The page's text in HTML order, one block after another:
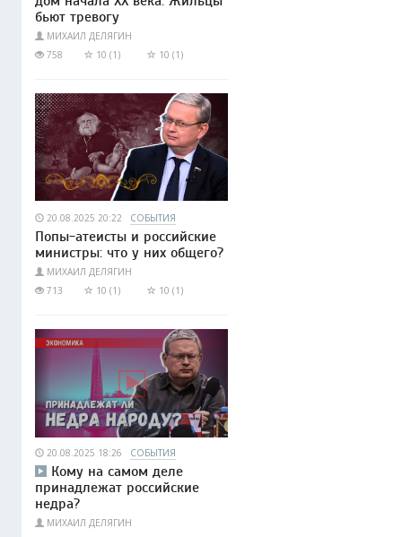
бьют тревогу
МИХАИЛ ДЕЛЯГИН
758
10 (1) 10 (1)
20.08.2025 20:22 СОБЫТИЯ
Попы-атеисты и российские
министры: что у них общего?
МИХАИЛ ДЕЛЯГИН
713
10 (1) 10 (1)
20.08.2025 18:26 СОБЫТИЯ
Кому на самом деле
принадлежат российские
недра?
МИХАИЛ ДЕЛЯГИН